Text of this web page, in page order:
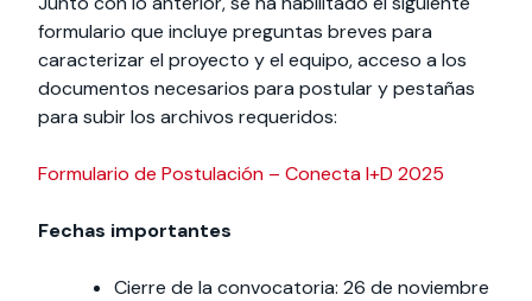
formulario que incluye preguntas breves para
caracterizar el proyecto y el equipo, acceso a los
documentos necesarios para postular y pestañas
para subir los archivos requeridos:
Formulario de Postulación – Conecta I+D 2025
Fechas importantes
Cierre de la convocatoria: 26 de noviembre